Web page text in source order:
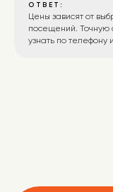
ОТВЕТ:
Цены зависят от
посещений. Точную
узнать по телефону
Массаж